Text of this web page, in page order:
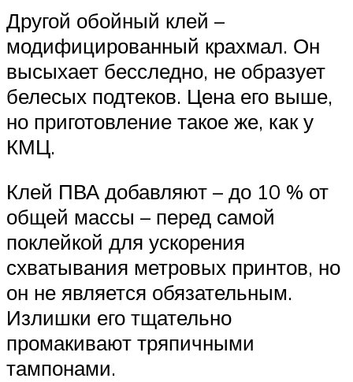
Другой обойный клей –
модифицированный крахмал. Он
высыхает бесследно, не образует
белесых подтеков. Цена его выше,
но приготовление такое же, как у
КМЦ.
Клей ПВА добавляют – до 10 % от
общей массы – перед самой
поклейкой для ускорения
схватывания метровых принтов, но
он не является обязательным.
Излишки его тщательно
промакивают тряпичными
тампонами.